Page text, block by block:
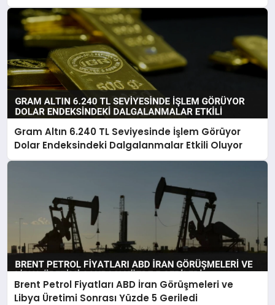
Gram Altın 6.240 TL Seviyesinde İşlem Görüyor
Dolar Endeksindeki Dalgalanmalar Etkili Oluyor
Brent Petrol Fiyatları ABD İran Görüşmeleri ve
Libya Üretimi Sonrası Yüzde 5 Geriledi